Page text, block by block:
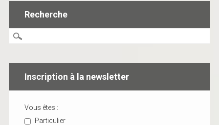
Recherche
Inscription à la newsletter
Vous êtes :
Particulier